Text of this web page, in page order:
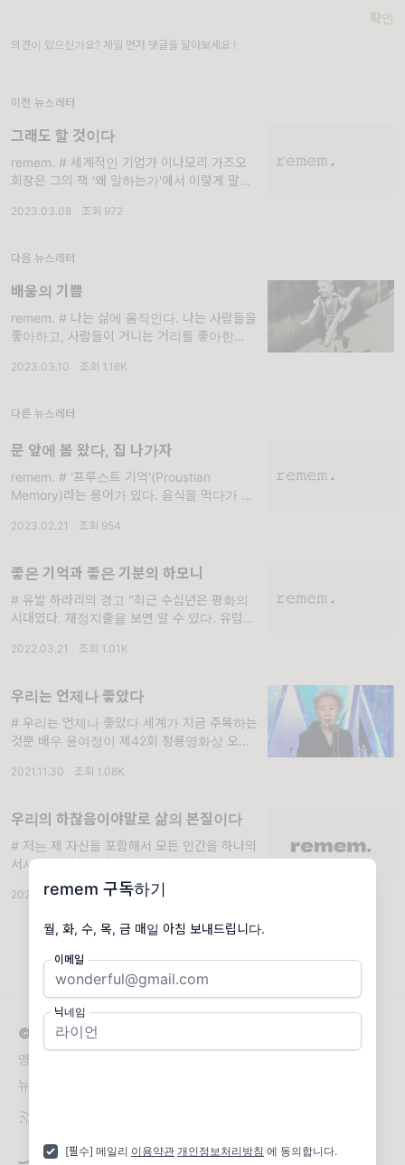
remem 구독하기
월, 화, 수, 목, 금 매일 아침 보내드립니다.
이메일
닉네임
[필수] 메일리 이용약관 개인정보처리방침 에 동의합니다.
확인
의견이 있으신가요? 제일 먼저 댓글을 달아보세요 !
이전 뉴스레터
그래도 할 것이다
remem. # 세계적인 기업가 이나모리 가즈오
회장은 그의 책 '왜 일하는가'에서 이렇게 말했
마음을 갈고닦으며, 삶에서 가장 가
2023.03.08 조회 972
다음 뉴스레터
배움의 기쁨
remem. # 나는 삶에 움직인다. 나는 사람들을
좋아하고, 사람들이 거니는 거리를 좋아한다.
하고 싶지 않다. 윌리 로니스 ‘그날
2023.03.10 조회 1.16K
다른 뉴스레터
문 앞에 봄 왔다, 집 나가자
remem. # '프루스트 기억'(Proustian
Memory)라는 용어가 있다. 음식을 먹다가 음
을 일컫는다. 일부러 의도하지 않았
2023.02.21 조회 954
좋은 기억과 좋은 기분의 하모니
# 유발 하라리의 경고 "최근 수십년은 평화의
시대였다. 재정지출을 보면 알 수 있다. 유럽연
이고 전 세계를 기준으로 하면 6% 수준
2022.03.21 조회 1.01K
우리는 언제나 좋았다
# 우리는 언제나 좋았다 세계가 지금 주목하는
것뿐 배우 윤여정이 제42회 청룡영화상 오프닝
것보다 돌아볼 게 많은 나이가 됐다.
2021.11.30 조회 1.08K
우리의 하찮음이야말로 삶의 본질이다
# 저는 제 자신을 포함해서 모든 인간을 하나의
서사로 이해합니다. 이는 인간이 세상을 이해하
는 방식입니다. 우리는 종종 '인간성'이라는 것
이 당연히 중요하다고 생각하지만, AI가
2024.10.25 · 조회 1.24K
© 2026 remem
영감을 주는 메시지. 삶을 풍요롭게 만드는 좋은 문장들.
뉴스레터 문의